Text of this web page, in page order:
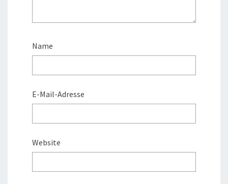
Name
E-Mail-Adresse
Website